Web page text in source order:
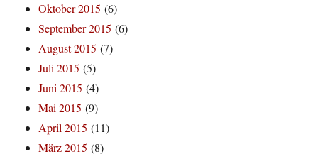
Oktober 2015 (6)
September 2015 (6)
August 2015 (7)
Juli 2015 (5)
Juni 2015 (4)
Mai 2015 (9)
April 2015 (11)
März 2015 (8)